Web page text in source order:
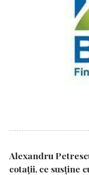
Alexandru
cotații, ce susține